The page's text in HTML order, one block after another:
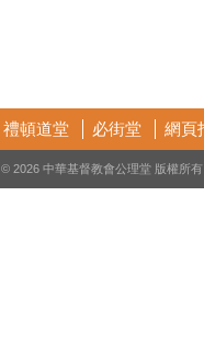
禮頓道堂 必街堂 網頁
© 2026 中華基督教會公理堂 版權所